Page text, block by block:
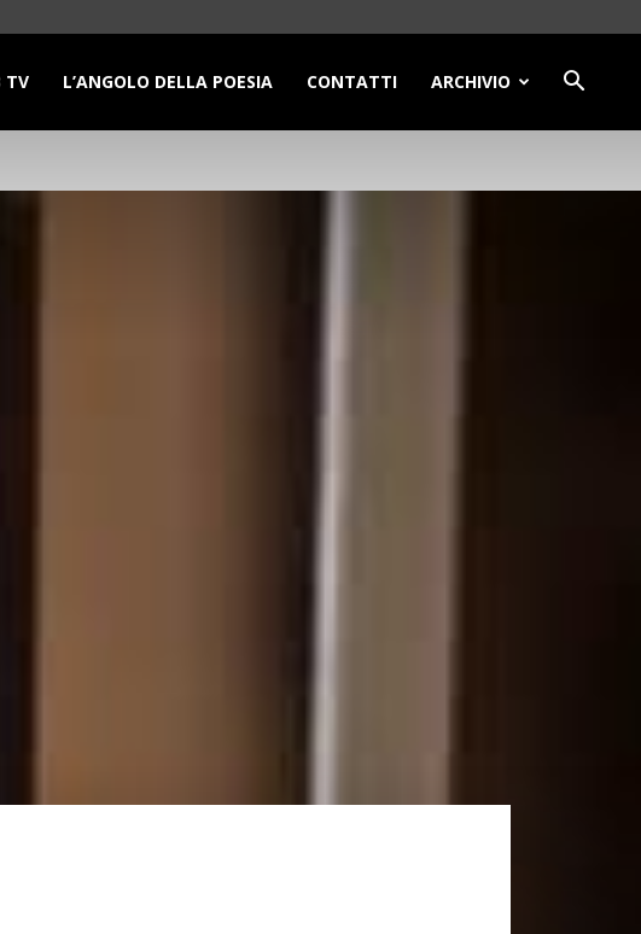
TV L’ANGOLO DELLA POESIA CONTATTI ARCHIVIO